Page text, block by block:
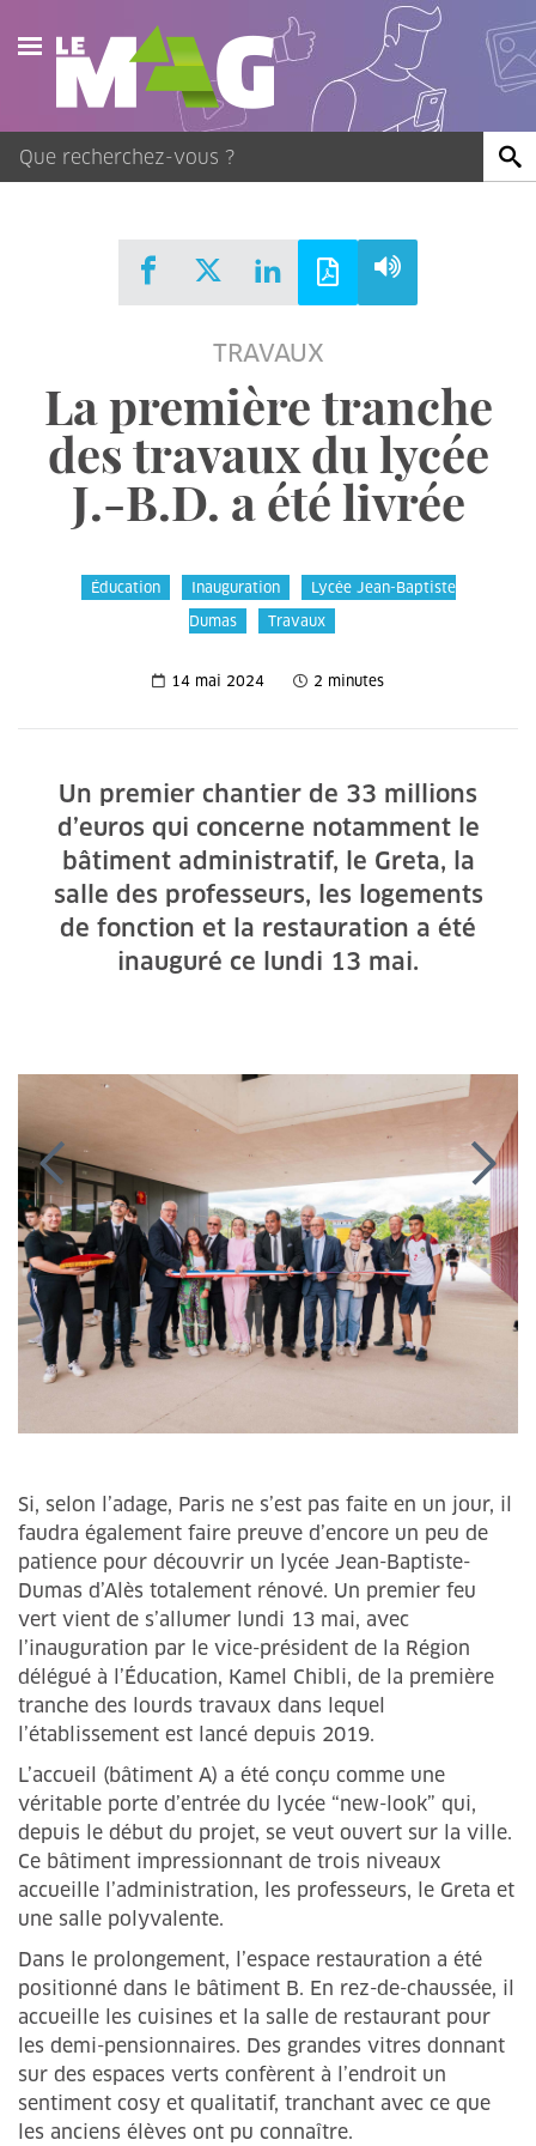
Actualités
Agenda
Publications
TRAVAUX
La première tranche
des travaux du lycée
J.-B.D. a été livrée
Éducation Inauguration
Lycée Jean-Baptiste
Dumas
Travaux
14 mai 2024 2 minutes
Un premier chantier de 33 millions
d’euros qui concerne notamment le
bâtiment administratif, le Greta, la
salle des professeurs, les logements
de fonction et la restauration a été
inauguré ce lundi 13 mai.
Si, selon l’adage, Paris ne s’est pas faite en un jour, il
faudra également faire preuve d’encore un peu de
patience pour découvrir un lycée Jean-Baptiste-
Dumas d’Alès totalement rénové. Un premier feu
vert vient de s’allumer lundi 13 mai, avec
l’inauguration par le vice-président de la Région
délégué à l’Éducation, Kamel Chibli, de la première
tranche des lourds travaux dans lequel
l’établissement est lancé depuis 2019.
L’accueil (bâtiment A) a été conçu comme une
véritable porte d’entrée du lycée “new-look” qui,
depuis le début du projet, se veut ouvert sur la ville.
Ce bâtiment impressionnant de trois niveaux
accueille l’administration, les professeurs, le Greta et
une salle polyvalente.
Dans le prolongement, l’espace restauration a été
positionné dans le bâtiment B. En rez-de-chaussée, il
accueille les cuisines et la salle de restaurant pour
les demi-pensionnaires. Des grandes vitres donnant
sur des espaces verts confèrent à l’endroit un
sentiment cosy et qualitatif, tranchant avec ce que
les anciens élèves ont pu connaître.